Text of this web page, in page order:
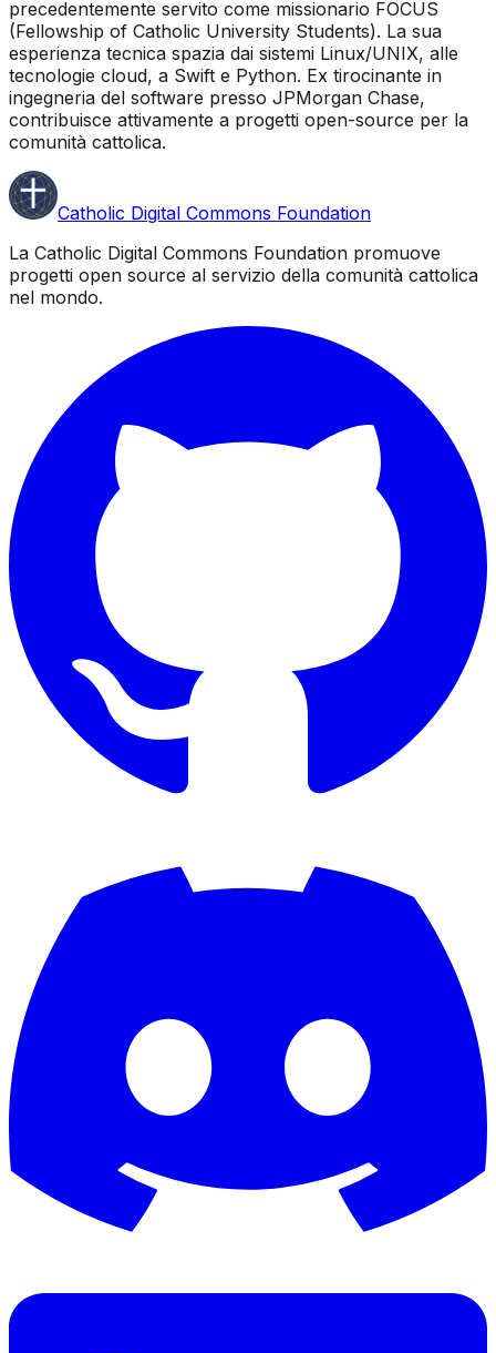
precedentemente servito come missionario FOCUS
(Fellowship of Catholic University Students). La sua
esperienza tecnica spazia dai sistemi Linux/UNIX, alle
tecnologie cloud, a Swift e Python. Ex tirocinante in
ingegneria del software presso JPMorgan Chase,
contribuisce attivamente a progetti open-source per la
comunità cattolica.
Catholic Digital Commons Foundation
La Catholic Digital Commons Foundation promuove
progetti open source al servizio della comunità cattolica
nel mondo.